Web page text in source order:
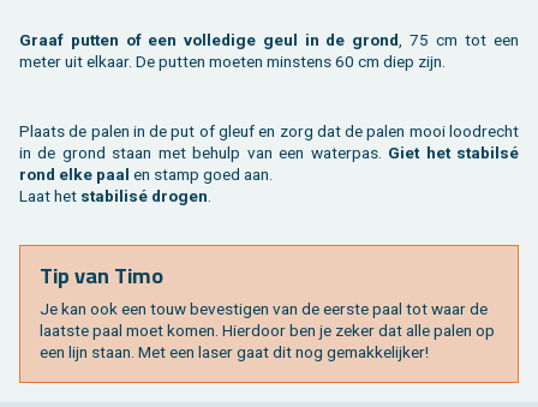
Graaf put­ten of een vol­le­di­ge geul in de grond , 75 cm tot een
meter uit el­kaar. De put­ten moe­ten min­stens 60 cm diep zijn.
Plaats de palen in de put of gleuf en zorg dat de palen mooi lood­recht
in de grond staan met be­hulp van een wa­ter­pas. Giet het sta­bilsé
rond elke paal en stamp goed aan.
Laat het sta­bi­lisé dro­gen
Tip van Timo
Je kan ook een touw be­ves­ti­gen van de eer­ste paal tot waar de
laat­ste paal moet komen. Hier­door ben je zeker dat alle palen op
een lijn staan. Met een laser gaat dit nog ge­mak­ke­lij­ker!